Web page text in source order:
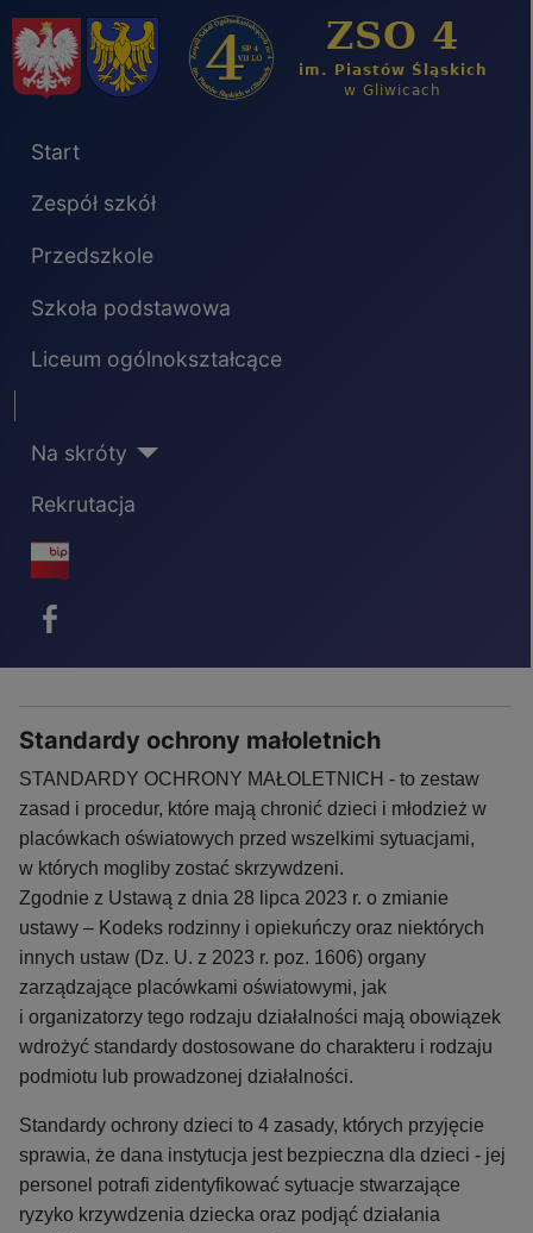
Start
Zespół szkół
Przedszkole
Szkoła podstawowa
Liceum ogólnokształcące
Na skróty
Rekrutacja
BIP - ikona
Standardy ochrony małoletnich
STANDARDY OCHRONY MAŁOLETNICH - to zestaw
zasad i procedur, które mają chronić dzieci i młodzież w
placówkach oświatowych przed wszelkimi sytuacjami,
w których mogliby zostać skrzywdzeni.
Zgodnie z Ustawą z dnia 28 lipca 2023 r. o zmianie
ustawy – Kodeks rodzinny i opiekuńczy oraz niektórych
innych ustaw (Dz. U. z 2023 r. poz. 1606) organy
zarządzające placówkami oświatowymi, jak
i organizatorzy tego rodzaju działalności mają obowiązek
wdrożyć standardy dostosowane do charakteru i rodzaju
podmiotu lub prowadzonej działalności.
Standardy ochrony dzieci to 4 zasady, których przyjęcie
sprawia, że dana instytucja jest bezpieczna dla dzieci - jej
personel potrafi zidentyfikować sytuacje stwarzające
ryzyko krzywdzenia dziecka oraz podjąć działania